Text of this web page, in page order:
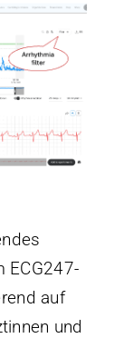
ECG247-
auf
und